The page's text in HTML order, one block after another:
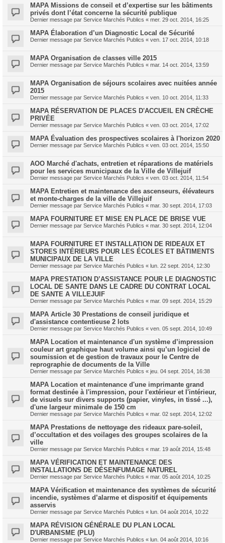
MAPA Missions de conseil et d’expertise sur les bâtiments
privés dont l’état concerne la sécurité publique
Dernier message par Service Marchés Publics « mer. 29 oct. 2014, 16:25
MAPA Élaboration d’un Diagnostic Local de Sécurité
Dernier message par Service Marchés Publics « ven. 17 oct. 2014, 10:18
MAPA Organisation de classes ville 2015
Dernier message par Service Marchés Publics « mar. 14 oct. 2014, 13:59
MAPA Organisation de séjours scolaires avec nuitées année
2015
Dernier message par Service Marchés Publics « ven. 10 oct. 2014, 11:33
MAPA RÉSERVATION DE PLACES D'ACCUEIL EN CRÈCHE
PRIVÉE
Dernier message par Service Marchés Publics « ven. 03 oct. 2014, 17:02
MAPA Évaluation des prospectives scolaires à l'horizon 2020
Dernier message par Service Marchés Publics « ven. 03 oct. 2014, 15:50
AOO Marché d'achats, entretien et réparations de matériels
pour les services municipaux de la Ville de Villejuif
Dernier message par Service Marchés Publics « ven. 03 oct. 2014, 11:54
MAPA Entretien et maintenance des ascenseurs, élévateurs
et monte-charges de la ville de Villejuif
Dernier message par Service Marchés Publics « mar. 30 sept. 2014, 17:03
MAPA FOURNITURE ET MISE EN PLACE DE BRISE VUE
Dernier message par Service Marchés Publics « mar. 30 sept. 2014, 12:04
MAPA FOURNITURE ET INSTALLATION DE RIDEAUX ET
STORES INTÉRIEURS POUR LES ÉCOLES ET BÂTIMENTS
MUNICIPAUX DE LA VILLE
Dernier message par Service Marchés Publics « lun. 22 sept. 2014, 12:30
MAPA PRESTATION D’ASSISTANCE POUR LE DIAGNOSTIC
LOCAL DE SANTE DANS LE CADRE DU CONTRAT LOCAL
DE SANTE A VILLEJUIF
Dernier message par Service Marchés Publics « mar. 09 sept. 2014, 15:29
MAPA Article 30 Prestations de conseil juridique et
d'assistance contentieuse 2 lots
Dernier message par Service Marchés Publics « ven. 05 sept. 2014, 10:49
MAPA Location et maintenance d'un système d’impression
couleur art graphique haut volume ainsi qu’un logiciel de
soumission et de gestion de travaux pour le Centre de
reprographie de documents de la Ville
Dernier message par Service Marchés Publics « jeu. 04 sept. 2014, 16:38
MAPA Location et maintenance d'une imprimante grand
format destinée à l'impression, pour l'extérieur et l'intérieur,
de visuels sur divers supports (papier, vinyles, in tissé ...),
d'une largeur minimale de 150 cm
Dernier message par Service Marchés Publics « mar. 02 sept. 2014, 12:02
MAPA Prestations de nettoyage des rideaux pare-soleil,
d’occultation et des voilages des groupes scolaires de la
ville
Dernier message par Service Marchés Publics « mar. 19 août 2014, 15:48
MAPA VÉRIFICATION ET MAINTENANCE DES
INSTALLATIONS DE DÉSENFUMAGE NATUREL
Dernier message par Service Marchés Publics « mar. 05 août 2014, 10:25
MAPA Vérification et maintenance des systèmes de sécurité
incendie, systèmes d’alarme et dispositif et équipements
asservis
Dernier message par Service Marchés Publics « lun. 04 août 2014, 10:22
MAPA RÉVISION GÉNÉRALE DU PLAN LOCAL
D'URBANISME (PLU)
Dernier message par Service Marchés Publics « lun. 04 août 2014, 10:16